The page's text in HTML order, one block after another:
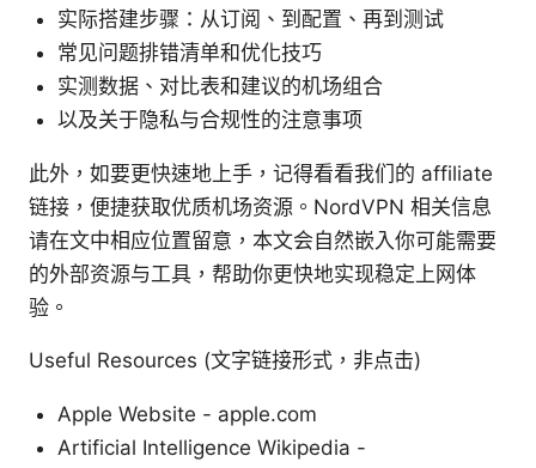
实际搭建步骤：从订阅、到配置、再到测试
常见问题排错清单和优化技巧
实测数据、对比表和建议的机场组合
以及关于隐私与合规性的注意事项
此外，如要更快速地上手，记得看看我们的 affiliate
链接，便捷获取优质机场资源。NordVPN 相关信息
请在文中相应位置留意，本文会自然嵌入你可能需要
的外部资源与工具，帮助你更快地实现稳定上网体
验。
Useful Resources (文字链接形式，非点击)
Apple Website - apple.com
Artificial Intelligence Wikipedia -